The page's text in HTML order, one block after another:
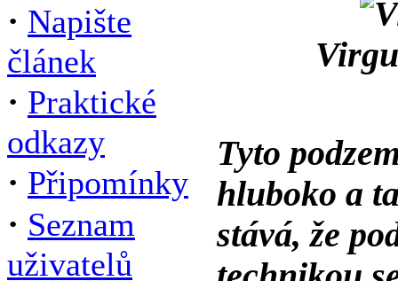
· Napište
článek
· Praktické
odkazy
· Připomínky
· Seznam
uživatelů
Tyto
hluboko a
stává, že